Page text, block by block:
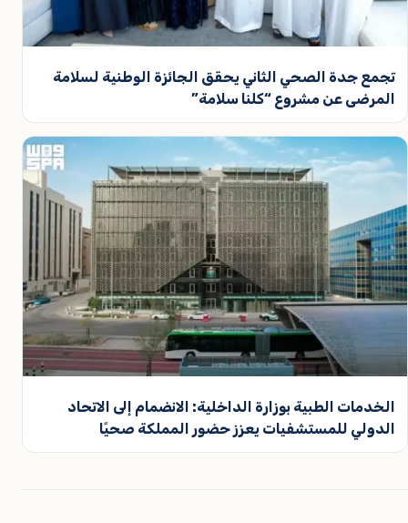
تجمع جدة الصحي الثاني يحقق الجائزة الوطنية لسلامة
المرضى عن مشروع “كلنا سلامة”
الخدمات الطبية بوزارة الداخلية: الانضمام إلى الاتحاد
الدولي للمستشفيات يعزز حضور المملكة صحيًا